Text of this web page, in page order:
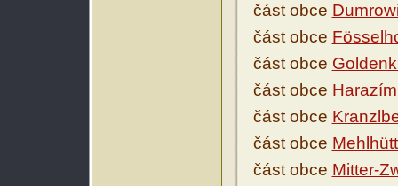
část obce
část obce
část obce
část obce
část obce
část obce
část obce Mitter-